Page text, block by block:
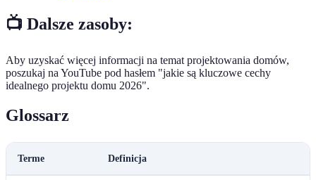
📺 Dalsze zasoby:
Aby uzyskać więcej informacji na temat projektowania domów,
poszukaj na YouTube pod hasłem "jakie są kluczowe cechy
idealnego projektu domu 2026".
Glossarz
Terme Definicja